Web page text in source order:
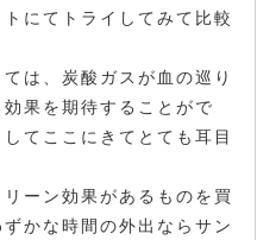
にてトライしてみて比較
は、炭酸ガスが血の巡り
果を期待することがで
てここにきてとても耳目
ーン効果があるものを買
かな時間の外出ならサン